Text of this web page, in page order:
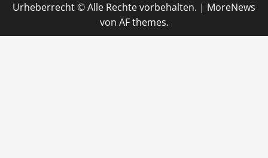
Urheberrecht © Alle Rechte vorbehalten. | MoreNews
von AF themes.